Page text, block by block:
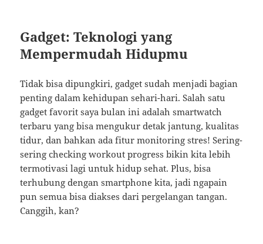
Gadget: Teknologi yang
Mempermudah Hidupmu
Tidak bisa dipungkiri, gadget sudah menjadi bagian
penting dalam kehidupan sehari-hari. Salah satu
gadget favorit saya bulan ini adalah smartwatch
terbaru yang bisa mengukur detak jantung, kualitas
tidur, dan bahkan ada fitur monitoring stres! Sering-
sering checking workout progress bikin kita lebih
termotivasi lagi untuk hidup sehat. Plus, bisa
terhubung dengan smartphone kita, jadi ngapain
pun semua bisa diakses dari pergelangan tangan.
Canggih, kan?